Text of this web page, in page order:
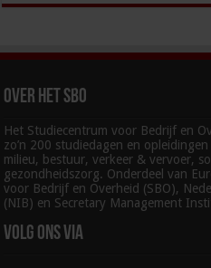
Over het SBO
Het Studiecentrum voor Bedrijf en
zo’n 200 studiedagen en
milieu, bestuur, verkeer & vervoer,
gezondheidszorg. Onderdeel van
voor Bedrijf en Overheid (SBO),
(NIB) en Secretary Management
Volg ons via